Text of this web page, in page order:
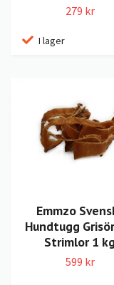
279 kr
I lager
Emmzo
Hundtugg
Strimlor 1 kg
599 kr